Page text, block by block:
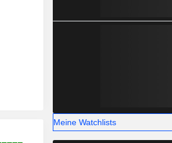
Meine Watchlists